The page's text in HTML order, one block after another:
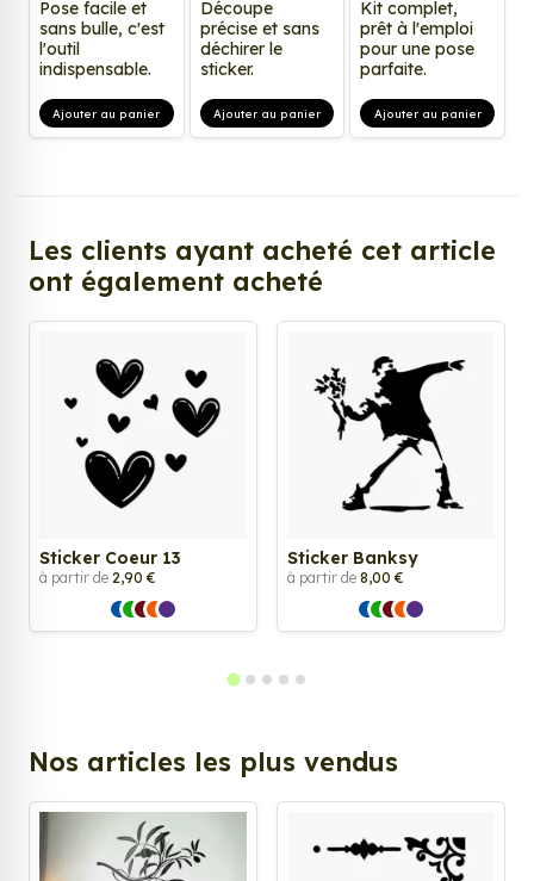
Pose facile et
sans bulle, c'est
l'outil
indispensable.
Ajouter au panier
Découpe
précise et sans
déchirer le
sticker.
Ajouter au panier
Kit complet,
prêt à l'emploi
pour une pose
parfaite.
Ajouter au panier
Les clients ayant acheté cet article
ont également acheté
Sticker Coeur 13
à partir de 2,90 €
Sticker Banksy
à partir de 8,00 €
Nos articles les plus vendus